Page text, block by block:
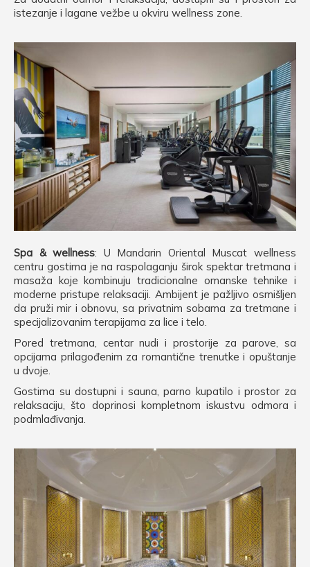
istezanje i lagane vežbe u okviru wellness zone.
Spa & wellness: U Mandarin Oriental Muscat wellness
centru gostima je na raspolaganju širok spektar tretmana i
masaža koje kombinuju tradicionalne omanske tehnike i
moderne pristupe relaksaciji. Ambijent je pažljivo osmišljen
da pruži mir i obnovu, sa privatnim sobama za tretmane i
specijalizovanim terapijama za lice i telo.
Pored tretmana, centar nudi i prostorije za parove, sa
opcijama prilagođenim za romantične trenutke i opuštanje
u dvoje.
Gostima su dostupni i sauna, parno kupatilo i prostor za
relaksaciju, što doprinosi kompletnom iskustvu odmora i
podmlađivanja.